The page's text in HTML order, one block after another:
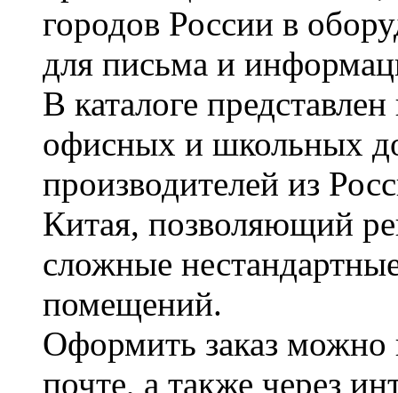
городов России в
для письма и
В каталоге
офисных и школьных
производителей из
Китая, позволяющий
сложные
помещений.
Оформить заказ можно
почте, а также через